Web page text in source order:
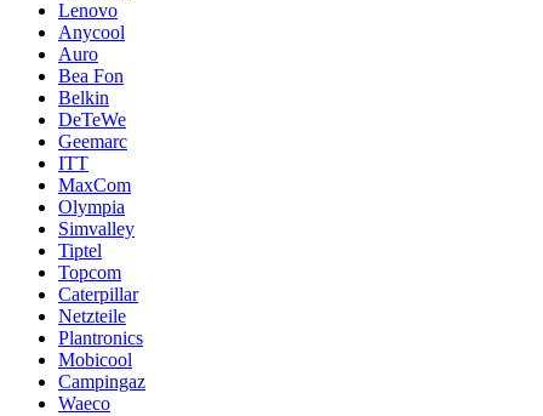
Lenovo
Anycool
Auro
Bea Fon
Belkin
DeTeWe
Geemarc
ITT
MaxCom
Olympia
Simvalley
Tiptel
Topcom
Caterpillar
Netzteile
Plantronics
Mobicool
Campingaz
Waeco